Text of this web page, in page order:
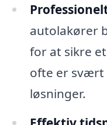
autolakører
for at sikre
ofte er svært
løsninger.